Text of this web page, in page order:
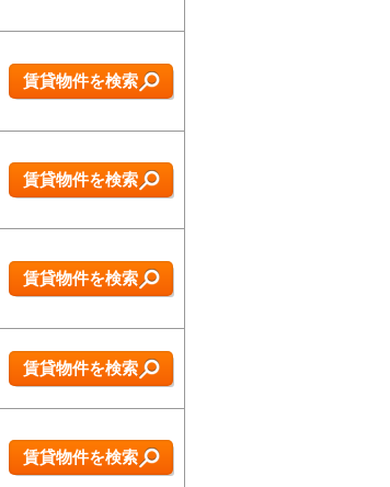
賃貸物件を検索
賃貸物件を検索
賃貸物件を検索
賃貸物件を検索
賃貸物件を検索